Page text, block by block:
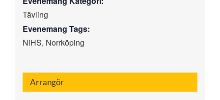
Tävling
Evenemang Tags:
NiHS, Norrköping
Arrangör